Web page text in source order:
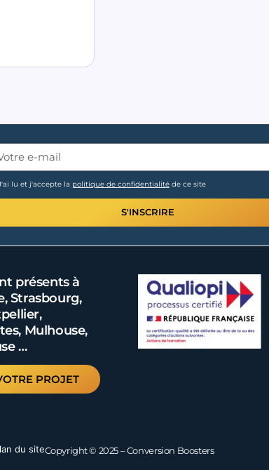
lu et j'accepte la politique de confidentialitéde ce site
S'INSCRIRE
présents à
Strasbourg,
Mulhouse,
…
PROJET
du siteCopyright © 2025 – Conversion Boosters